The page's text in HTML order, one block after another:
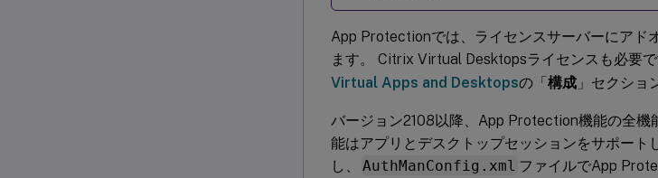
App Protectionでは、ライセンスサーバーにアド
ます。 Citrix Virtual Desktopsライセンスも必要
Virtual Apps and Desktopsの「構成 」セクショ
バージョン2108以降、App Protection機能の全
能はアプリとデスクトップセッションをサポー
し、
AuthManConfig.xml ファイルでApp